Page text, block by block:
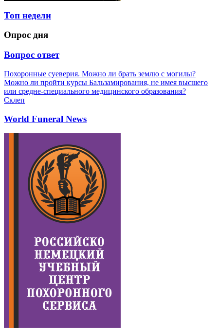
Топ недели
Опрос дня
Вопрос ответ
Похоронные суеверия. Можно ли брать землю с могилы?
Можно ли пройти курсы Бальзамирования, не имея высшего
или средне-специального медицинского образования?
Склеп
World Funeral News